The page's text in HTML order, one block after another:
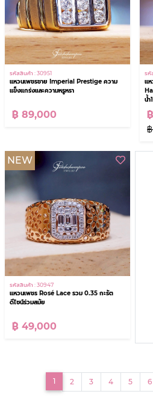
รหัสสินค้า : 30951
แหวนเพชรชาย Imperial Prestige ความ
แข็งแกร่งและความหรูหรา
฿ 89,000
รหั
แห
น้ำ
NEW
รหัสสินค้า : 30947
แหวนเพชร Rosé Lace รวม 0.35 กะรัต
ดีไซน์ร่วมสมัย
฿ 49,000
1(current)
2 3 4 5 6